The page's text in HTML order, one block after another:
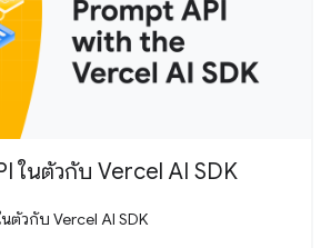
ในตัวกับ Vercel AI SDK
ตัวกับ Vercel AI SDK